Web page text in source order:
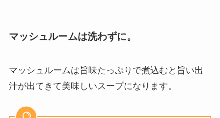
マッシュルームは洗わずに。
マッシュルームは旨味たっぷりで煮込むと旨い出
汁が出てきて美味しいスープになります。